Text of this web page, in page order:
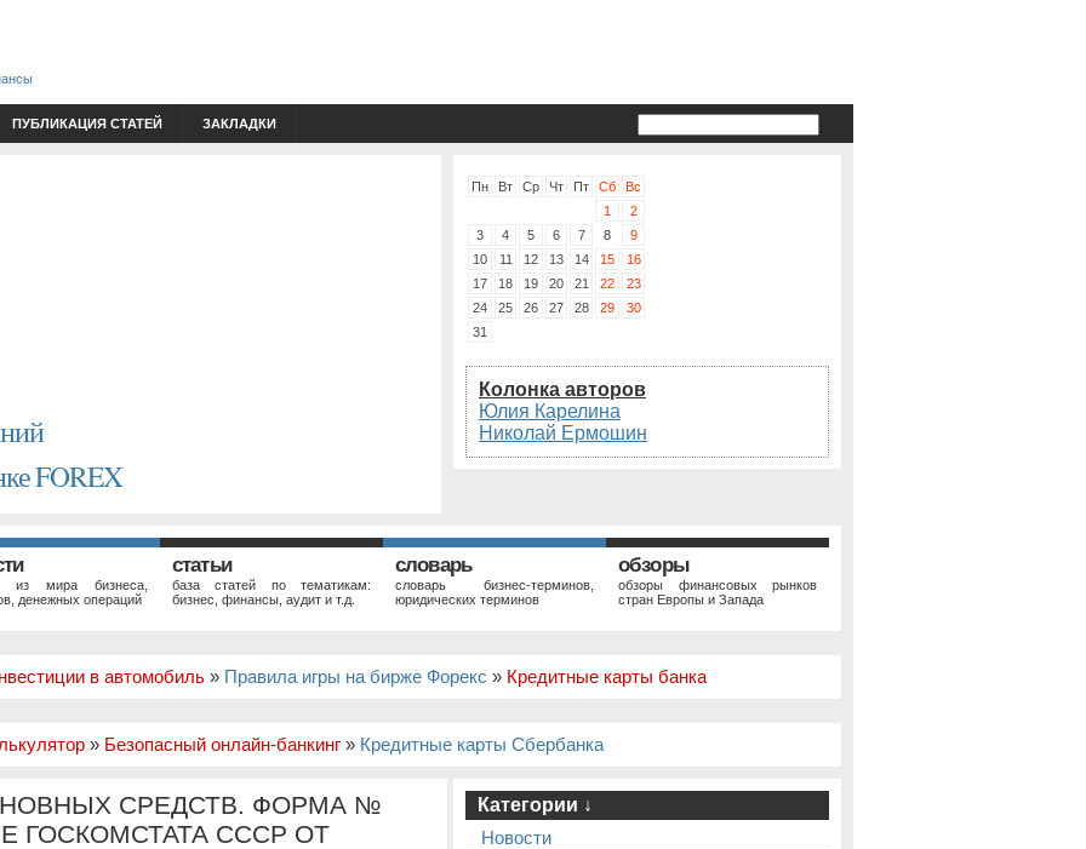
ПУБЛИКАЦИЯ СТАТЕЙ ЗАКЛАДКИ
FOREX
Пн Вт Ср Чт Пт Сб
Вс
1
2
3
4 5 6 7 8
9
10
11 12 13 14 15
16
17
18 19 20 21 22
23
24
25 26 27 28 29
30
31
Колонка авторов
Юлия Карелина
Николай Ермошин
из мира бизнеса,
денежных операций
статьи
база статей по тематикам:
бизнес, финансы, аудит и т.д.
словарь
словарь бизнес-терминов,
юридических терминов
обзоры
обзоры финансовых рынков
стран Европы и Запада
в автомобиль » Правила игры на бирже Форекс » Кредитные карты банка
» Безопасный онлайн-банкинг » Кредитные карты Сбербанка
СРЕДСТВ. ФОРМА №
ГОСКОМСТАТА СССР ОТ
Категории ↓
Новости